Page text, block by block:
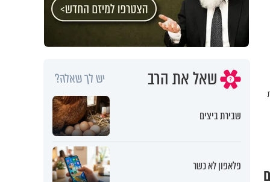
שאל את הרב יש לך שאלה?
שבירת ביצים
פלאפון לא כשר